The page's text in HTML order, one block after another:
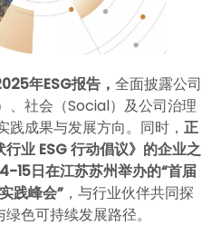
年ESG报告， 全面披露公司
社会（Social）及公司治理
成果与发展方向。 同时， 正
业 ESG 行动倡议》的企业之
15日在江苏苏州举办的“首届
践峰会” ，与行业伙伴共同探
色可持续发展路径。